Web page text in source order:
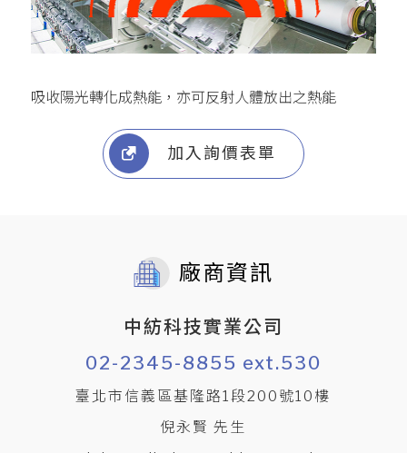
吸收陽光轉化成熱能，亦可反射人體放出之熱能
加入詢價表單
廠商資訊
中紡科技實業公司
02-2345-8855 ext.530
臺北市信義區基隆路1段200號10樓
倪永賢 先生